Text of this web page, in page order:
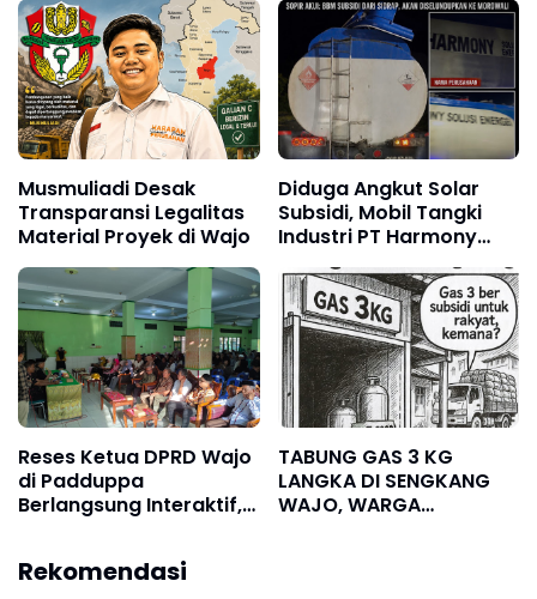
Wilayah Kecamatan
Tempe
Musmuliadi Desak
Transparansi Legalitas
Material Proyek di Wajo
Diduga Angkut Solar
Subsidi, Mobil Tangki
Industri PT Harmony
Solusi Energi Disorot
Reses Ketua DPRD Wajo
di Padduppa
Berlangsung Interaktif,
Drainase, hingga
TABUNG GAS 3 KG
LANGKA DI SENGKANG
WAJO, WARGA
Rekomendasi